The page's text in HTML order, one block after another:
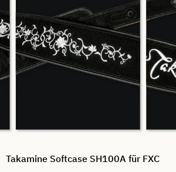
Takamine Softcase SH100A für FXC